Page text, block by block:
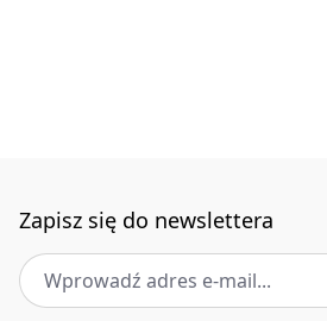
Zapisz się do newslettera
Adres e-mail *